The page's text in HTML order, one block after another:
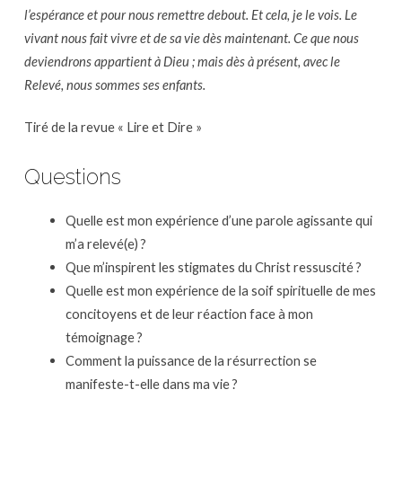
l’espérance et pour nous remettre debout. Et cela, je le vois. Le
vivant nous fait vivre et de sa vie dès maintenant. Ce que nous
deviendrons appartient à Dieu ; mais dès à présent, avec le
Relevé, nous sommes ses enfants.
Tiré de la revue « Lire et Dire »
Questions
Quelle est mon expérience d’une parole agissante qui
m’a relevé(e) ?
Que m’inspirent les stigmates du Christ ressuscité ?
Quelle est mon expérience de la soif spirituelle de mes
concitoyens et de leur réaction face à mon
témoignage ?
Comment la puissance de la résurrection se
manifeste-t-elle dans ma vie ?